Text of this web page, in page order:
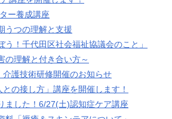
ー養成講座
うつの理解と支援
う！千代田区社会福祉協議会のこと」
の理解と付き合い方～
護技術研修開催のお知らせ
の接し方」講座を開催します！
ました！6/27(土)認知症ケア講座